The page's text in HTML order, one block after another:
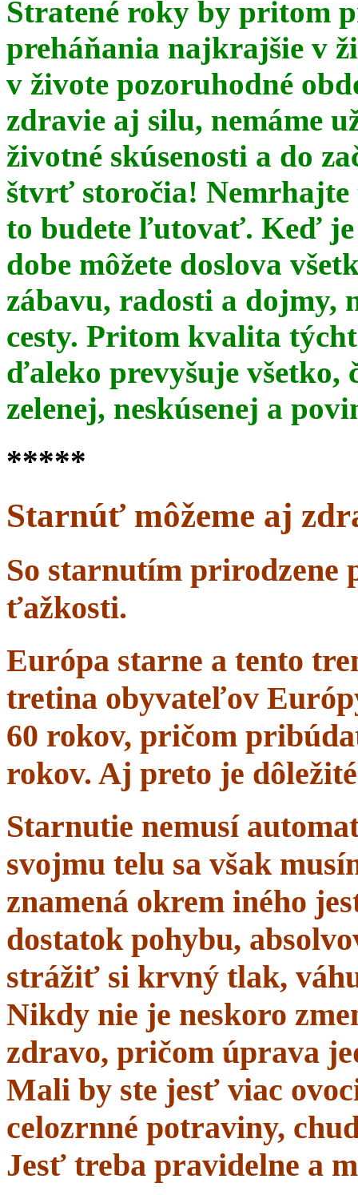
Stratené roky by pritom
preháňania najkrajšie v
v živote pozoruhodné
zdravie aj silu, nemáme
životné skúsenosti a do
štvrť storočia!
to budete ľutovať. Keď je
dobe môžete doslova
zábavu, radosti a dojmy,
cesty. Pritom kvalita
ďaleko prevyšuje všetko,
zelenej, neskúsenej a
*****
Starnúť môžeme aj
So starnutím prirodzene
ťažkosti.
Európa starne a tento
tretina obyvateľov
60 rokov, pričom
rokov. Aj preto je
Starnutie nemusí
svojmu telu sa však
znamená okrem iného
dostatok pohybu,
strážiť si krvný tlak,
Nikdy nie je neskoro
zdravo, pričom úprava
Mali by ste jesť viac
celozrnné potraviny,
Jesť treba pravidelne a